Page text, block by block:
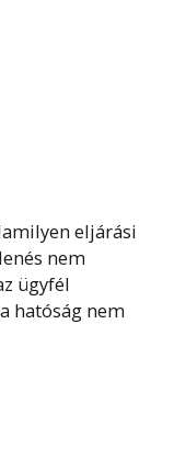
eljárási
nem
ügyfél
hatóság nem